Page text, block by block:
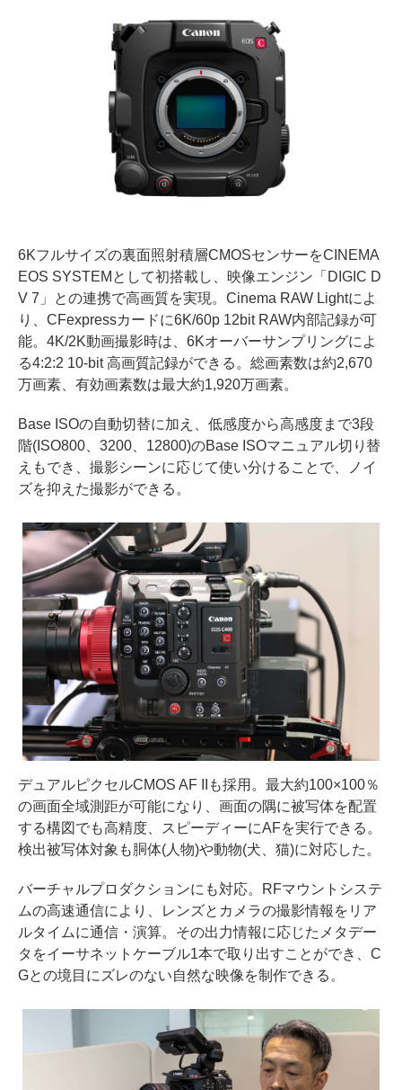
6Kフルサイズの裏面照射積層CMOSセンサーをCINEMA
EOS SYSTEMとして初搭載し、映像エンジン「DIGIC D
V 7」との連携で高画質を実現。Cinema RAW Lightによ
り、CFexpressカードに6K/60p 12bit RAW内部記録が可
能。4K/2K動画撮影時は、6Kオーバーサンプリングによ
る4:2:2 10-bit 高画質記録ができる。総画素数は約2,670
万画素、有効画素数は最大約1,920万画素。
Base ISOの自動切替に加え、低感度から高感度まで3段
階(ISO800、3200、12800)のBase ISOマニュアル切り替
えもでき、撮影シーンに応じて使い分けることで、ノイ
ズを抑えた撮影ができる。
デュアルピクセルCMOS AF IIも採用。最大約100×100％
の画面全域測距が可能になり、画面の隅に被写体を配置
する構図でも高精度、スピーディーにAFを実行できる。
検出被写体対象も胴体(人物)や動物(犬、猫)に対応した。
バーチャルプロダクションにも対応。RFマウントシステ
ムの高速通信により、レンズとカメラの撮影情報をリア
ルタイムに通信・演算。その出力情報に応じたメタデー
タをイーサネットケーブル1本で取り出すことができ、C
Gとの境目にズレのない自然な映像を制作できる。